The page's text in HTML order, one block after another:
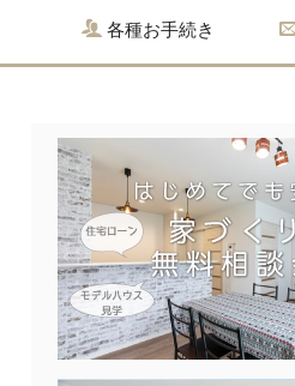
各種お手続き